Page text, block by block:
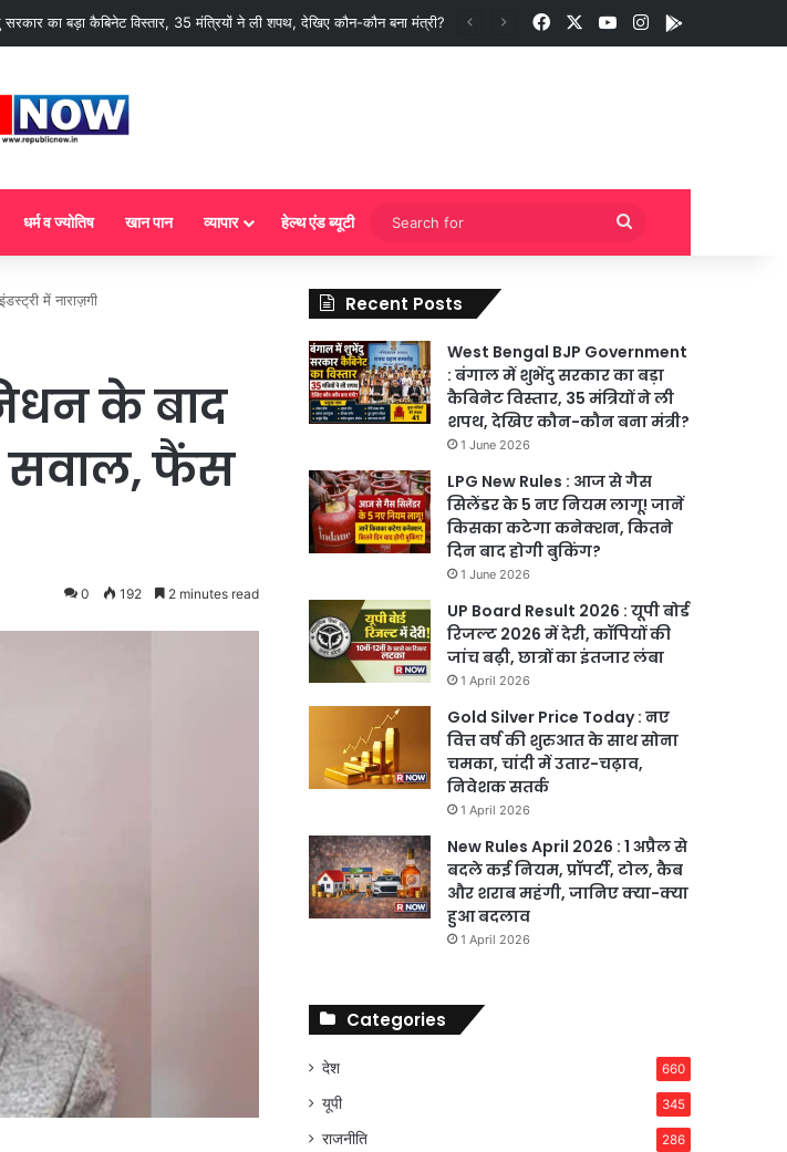
जानें किसका कटेगा कनेक्शन, कितने दिन बाद होगी बुकिंग? FacebookYouTubeInstagram
धर्म व ज्योतिष खान पान व्यापार हेल्थ एंड ब्यूटी
Search
for
में नाराज़गी
के बाद
सवाल, फैंस
0 192 2 minutes read
Recent Posts
West Bengal BJP Government
: बंगाल में शुभेंदु सरकार का बड़ा
कैबिनेट विस्तार, 35 मंत्रियों ने ली
शपथ, देखिए कौन-कौन बना मंत्री?
1 June 2026
LPG New Rules : आज से गैस
सिलेंडर के 5 नए नियम लागू! जानें
किसका कटेगा कनेक्शन, कितने
दिन बाद होगी बुकिंग?
1 June 2026
UP Board Result 2026 : यूपी बोर्ड
रिजल्ट 2026 में देरी, कॉपियों की
जांच बढ़ी, छात्रों का इंतजार लंबा
1 April 2026
Gold Silver Price Today : नए
वित्त वर्ष की शुरुआत के साथ सोना
चमका, चांदी में उतार-चढ़ाव,
निवेशक सतर्क
1 April 2026
New Rules April 2026 : 1 अप्रैल से
बदले कई नियम, प्रॉपर्टी, टोल, कैब
और शराब महंगी, जानिए क्या-क्या
हुआ बदलाव
1 April 2026
Categories
देश 660
यूपी 345
राजनीति 286